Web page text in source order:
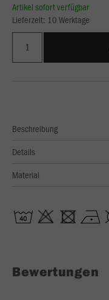
Artikel sofort verfügbar
Lieferzeit: 10 Werktage
Beschreibung
Details
Material
Bewertungen